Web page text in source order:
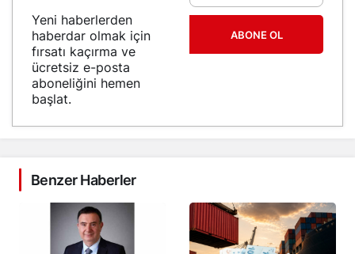
Yeni haberlerden
haberdar olmak için
fırsatı kaçırma ve
ücretsiz e-posta
aboneliğini hemen
başlat.
ABONE OL
Benzer Haberler